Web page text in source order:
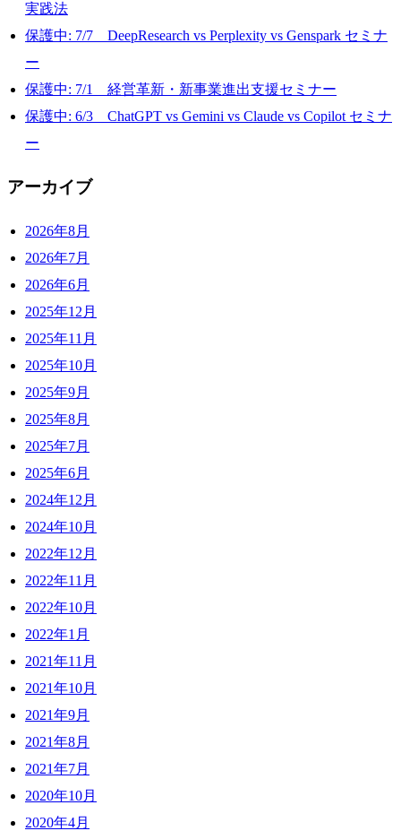
実践法
保護中: 7/7 DeepResearch vs Perplexity vs Genspark セミナ
ー
保護中: 7/1 経営革新・新事業進出支援セミナー
保護中: 6/3 ChatGPT vs Gemini vs Claude vs Copilot セミナ
ー
アーカイブ
2026年8月
2026年7月
2026年6月
2025年12月
2025年11月
2025年10月
2025年9月
2025年8月
2025年7月
2025年6月
2024年12月
2024年10月
2022年12月
2022年11月
2022年10月
2022年1月
2021年11月
2021年10月
2021年9月
2021年8月
2021年7月
2020年10月
2020年4月